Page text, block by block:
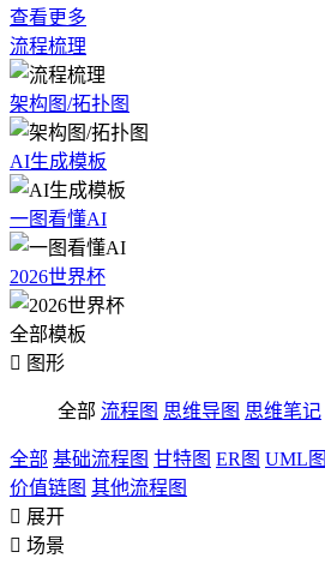
查看更多
流程梳理
架构图/拓扑图
AI生成模板
一图看懂AI
2026世界杯
全部模板
 图形
全部 流程图 思维导图 思维笔记
全部 基础流程图 甘特图 ER图 UML图
价值链图 其他流程图
 展开
 场景